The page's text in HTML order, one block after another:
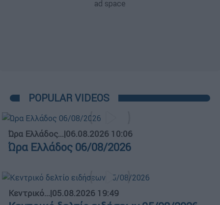
POPULAR VIDEOS
Ώρα Ελλάδος...|06.08.2026 10:06
Ώρα Ελλάδος 06/08/2026
Κεντρικό...|05.08.2026 19:49